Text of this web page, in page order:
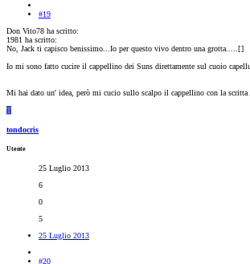
#19
Don Vito78 ha scritto:
1981 ha scritto:
No, Jack ti capisco benissimo...Io per questo vivo dentro una grotta.....[]
Io mi sono fatto cucire il cappellino dei Suns direttamente sul cuoio
Mi hai dato un' idea, però mi cucio sullo scalpo il cappellino con la
T
tondocris
Utente
25 Luglio 2013
6
0
5
25 Luglio 2013
#20